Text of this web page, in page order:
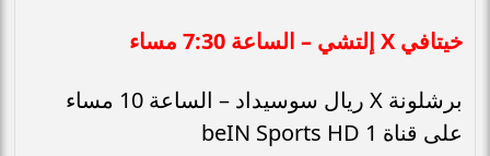
خيتافي X إلتشي – الساعة 7:30 مساء
برشلونة X ريال سوسيداد – الساعة 10 مساء
على قناة beIN Sports HD 1